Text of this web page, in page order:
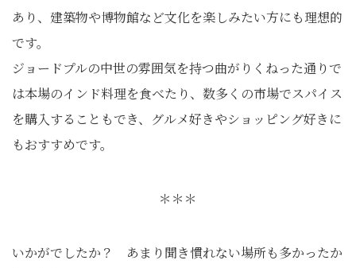
あり、建築物や博物館など文化を楽しみたい方にも理想的
です。
ジョードプルの中世の雰囲気を持つ曲がりくねった通りで
は本場のインド料理を食べたり、数多くの市場でスパイス
を購入することもでき、グルメ好きやショッピング好きに
もおすすめです。
＊＊＊
いかがでしたか？ あまり聞き慣れない場所も多かったか